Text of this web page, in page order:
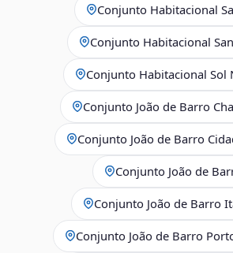
Conjunto Habitacional
Conjunto Habitacional
Conjunto Habitacional Sol
Conjunto João de Barro
Conjunto João de Barro
Conjunto João de
Conjunto João de Barro
Conjunto João de Barro